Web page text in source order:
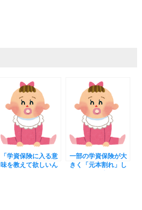
「学資保険に入る意
味を教えて欲しいん
一部の学資保険が大
きく「元本割れ」し